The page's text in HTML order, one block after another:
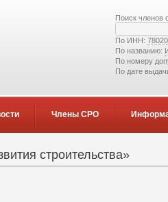
Поиск членов
По ИНН:
По названию:
По номеру
По дате
Члены СРО
строительства»